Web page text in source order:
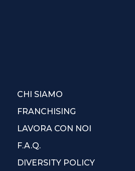
CHI SIAMO
FRANCHISING
LAVORA CON NOI
F.A.Q.
DIVERSITY POLICY